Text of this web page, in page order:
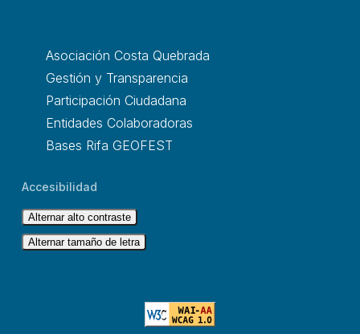
Asociación Costa Quebrada
Gestión y Transparencia
Participación Ciudadana
Entidades Colaboradoras
Bases Rifa GEOFEST
Accesibilidad
Alternar alto contraste
Alternar tamaño de letra